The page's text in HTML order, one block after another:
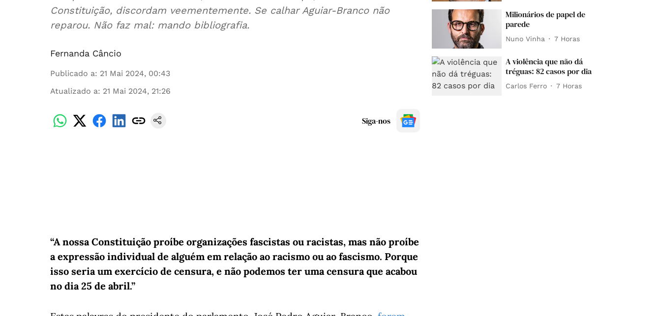
Constituição, discordam veementemente. Se calhar Aguiar-Branco não
reparou. Não faz mal: mando bibliografia.
Fernanda Câncio
Publicado a: 21 Mai 2024, 00:43
Atualizado a: 21 Mai 2024, 21:26
Siga-nos
“A nossa Constituição proíbe organizações fascistas ou racistas, mas não proíbe
a expressão individual de alguém em relação ao racismo ou ao fascismo. Porque
isso seria um exercício de censura, e não podemos ter uma censura que acabou
no dia 25 de abril.”
Milionários de papel de
parede
Nuno Vinha 7 Horas
A violência que não dá
tréguas: 82 casos por dia
Carlos Ferro 7 Horas